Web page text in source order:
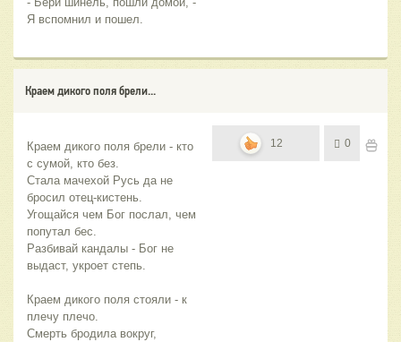
Я вспомнил и пошел.
Краем дикого поля брели...
Краем дикого поля брели - кто
с сумой, кто без.
Стала мачехой Русь да не
бросил отец-кистень.
Угощайся чем Бог послал, чем
попутал бес.
Разбивай кандалы - Бог не
выдаст, укроет степь.
Краем дикого поля стояли - к
плечу плечо.
Смерть бродила вокруг,
12 0